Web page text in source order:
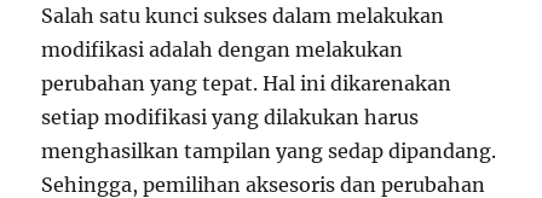
Salah satu kunci sukses dalam melakukan
modifikasi adalah dengan melakukan
perubahan yang tepat. Hal ini dikarenakan
setiap modifikasi yang dilakukan harus
menghasilkan tampilan yang sedap dipandang.
Sehingga, pemilihan aksesoris dan perubahan